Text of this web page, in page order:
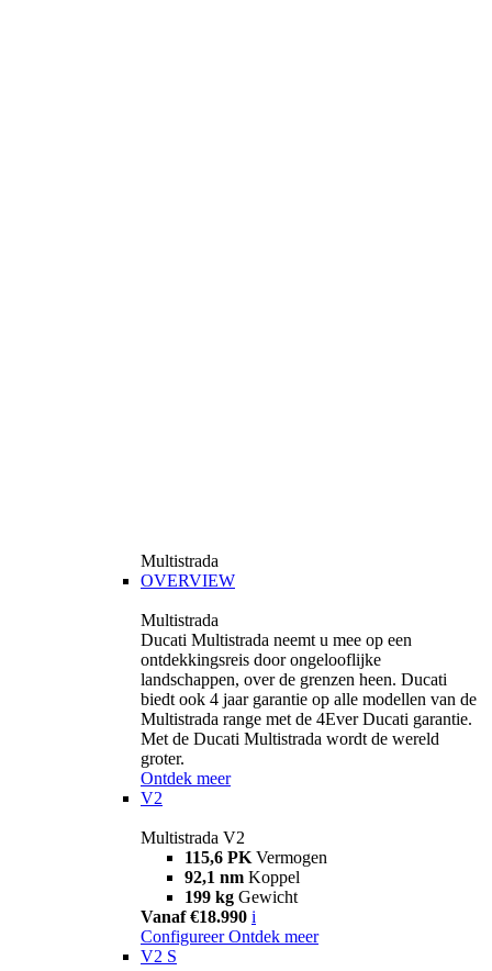
Multistrada
OVERVIEW
Multistrada
Ducati Multistrada neemt u mee op een
ontdekkingsreis door ongelooflijke
landschappen, over de grenzen heen. Ducati
biedt ook 4 jaar garantie op alle modellen van de
Multistrada range met de 4Ever Ducati garantie.
Met de Ducati Multistrada wordt de wereld
groter.
Ontdek meer
V2
Multistrada V2
115,6 PK Vermogen
92,1 nm Koppel
199 kg Gewicht
Vanaf €18.990 i
Configureer Ontdek meer
V2 S